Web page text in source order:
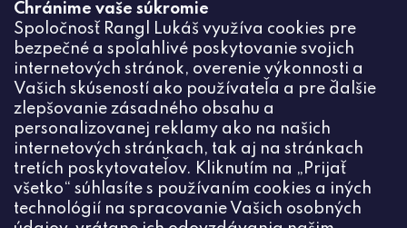
Chránime vaše súkromie
Spoločnosť Rangl Lukáš využíva cookies pre
bezpečné a spoľahlivé poskytovanie svojich
internetových stránok, overenie výkonnosti a
Vašich skúseností ako používateľa a pre ďalšie
zlepšovanie zásadného obsahu a
personalizovanej reklamy ako na našich
internetových stránkach, tak aj na stránkach
tretích poskytovateľov. Kliknutím na „Prijať
všetko“ súhlasíte s používaním cookies a iných
technológií na spracovanie Vašich osobných
Odoslaním súhlasíte zo
spracovaním osobných údajov
PRIHLÁSIŤ
Kontakt
+420774444191